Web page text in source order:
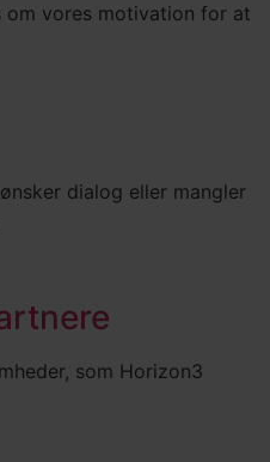
vores motivation for at
dialog eller mangler
som Horizon3